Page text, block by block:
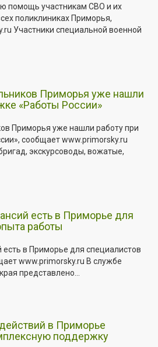
помощь участникам СВО и их
поликлиниках Приморья,
Участники специальной военной
Приморья уже нашли
«Работы России»
Приморья уже нашли работу при
сообщает www.primorsky.ru
экскурсоводы, вожатые,
есть в Приморье для
работы
в Приморье для специалистов
www.primorsky.ru В службе
представлено...
в Приморье
поддержку